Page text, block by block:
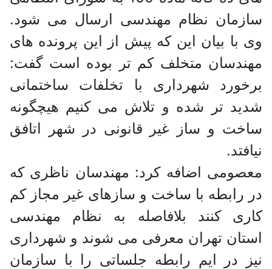
سازمان نظام مهندسی ارسال می شود.
وی با بیان این که پیش از این پرونده های
مهندسان متخلف کم تر بوده است گفت:
برخورد شهرداری با تخلفات ساختمانی
شدید تر شده و تلاش می کنیم هیچگونه
ساخت و ساز غیر قانونی در شهر اتافق
نیافتد.
معصومی اضافه کرد: مهندسان ناظری که
در رابطه با ساخت و سازهای غیر مجاز کم
کاری کنند بلافاصله به نظام مهندسی
استان تهران معرفی می شوند و شهرداری
نیز در ایم رابطه جلساتی را با سازمان